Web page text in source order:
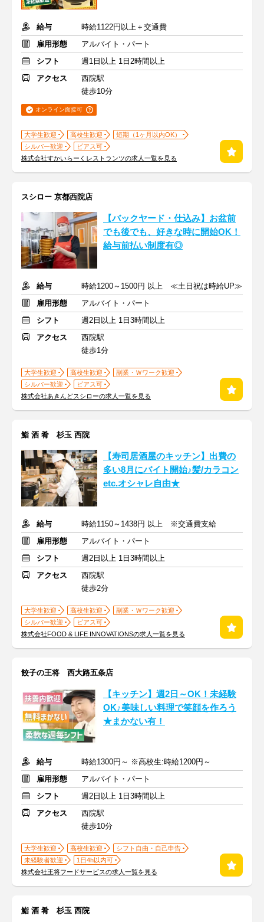
給与
時給1122円以上＋交通費
雇用形態
アルバイト・パート
シフト
週1日以上 1日2時間以上
アクセス
西院駅
徒歩10分
オンライン面接可
大学生歓迎 高校生歓迎
短期（1ヶ月以内OK）
シルバー歓迎
ピアス可
株式会社すかいらーくレストランツの求人一覧を見る
スシロー 京都西院店
【バックヤード・仕込み】お盆前
でも後でも、好きな時に開始OK！
給与前払い制度有◎
給与
時給1200～1500円 以上 ≪土日祝は時給UP≫
雇用形態
アルバイト・パート
シフト
週2日以上 1日3時間以上
アクセス
西院駅
徒歩1分
大学生歓迎 高校生歓迎
副業・Ｗワーク歓迎
シルバー歓迎
ピアス可
株式会社あきんどスシローの求人一覧を見る
鮨 酒 肴 杉玉 西院
【寿司居酒屋のキッチン】出費の
多い8月にバイト開始♪髪/カラコン
etc.オシャレ自由★
給与
時給1150～1438円 以上 ※交通費支給
雇用形態
アルバイト・パート
シフト
週2日以上 1日3時間以上
アクセス
西院駅
徒歩2分
大学生歓迎 高校生歓迎
副業・Ｗワーク歓迎
シルバー歓迎
ピアス可
株式会社FOOD & LIFE INNOVATIONSの求人一覧を見る
餃子の王将 西大路五条店
【キッチン】週2日～OK！未経験
OK♪美味しい料理で笑顔を作ろう
★まかない有！
給与
時給1300円～ ※高校生:時給1200円～
雇用形態
アルバイト・パート
シフト
週2日以上 1日3時間以上
アクセス
西院駅
徒歩10分
大学生歓迎 高校生歓迎
シフト自由・自己申告
未経験者歓迎
1日4h以内可
株式会社王将フードサービスの求人一覧を見る
鮨 酒 肴 杉玉 西院